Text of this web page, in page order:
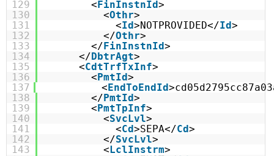
129
< FinInstnId>
130
<Othr>
131
<Id>NOTPROVIDED</Id>
132
</Othr>
133
</ FinInstnId>
134
</ DbtrAgt>
135
<CdtTrfTxInf>
136
< PmtId>
137
< EndToEndId
138
</ PmtId>
139
< PmtTpInf>
140
<SvcLvl>
141
<Cd>SEPA</Cd>
142
</SvcLvl>
143
< LclInstrm>